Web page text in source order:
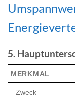
5.
MERKMAL
Zweck